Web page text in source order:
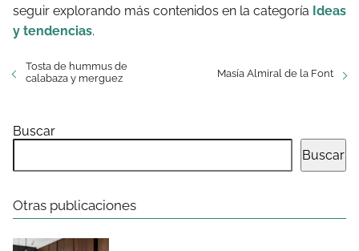
seguir explorando más contenidos en la categoría Ideas
y tendencias.
Tosta de hummus de
calabaza y merguez
Masía Almiral de la Font
Buscar
Buscar
Otras publicaciones